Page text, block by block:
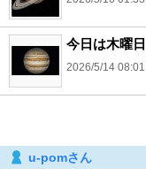
今日は木曜
2026/5/14 08:01
u-pomさん